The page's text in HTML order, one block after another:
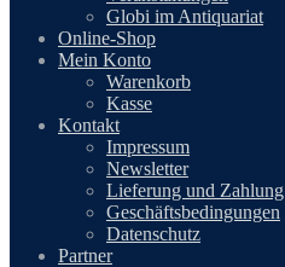
Globi im Antiquariat
Online-Shop
Mein Konto
Warenkorb
Kasse
Kontakt
Impressum
Newsletter
Lieferung und Zahlung
Geschäftsbedingungen
Datenschutz
Partner